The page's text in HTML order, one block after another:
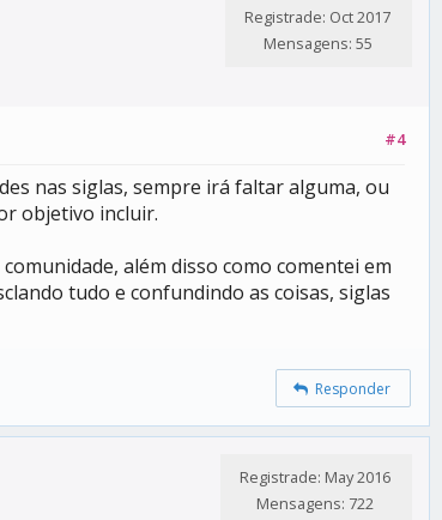
Registrade: Oct 2017
Mensagens: 55
#4
nas siglas, sempre irá faltar alguma, ou
objetivo incluir.
além disso como comentei em
tudo e confundindo as coisas, siglas
Responder
Registrade: May 2016
Mensagens: 722